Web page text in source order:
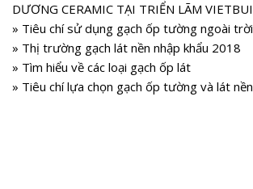
DƯƠNG CERAMIC TẠI TRIỂN LÃM
» Tiêu chí sử dụng gạch ốp tường ngoài trời
» Thị trường gạch lát nền nhập khẩu 2018
» Tìm hiểu về các loại gạch ốp lát
» Tiêu chí lựa chọn gạch ốp tường và lát nền